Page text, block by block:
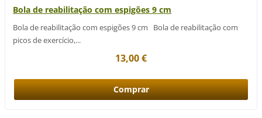
Bola de reabilitação com espigões 9 cm
Bola de reabilitação com espigões 9 cm Bola de reabilitação com
picos de exercício,...
13,00 €